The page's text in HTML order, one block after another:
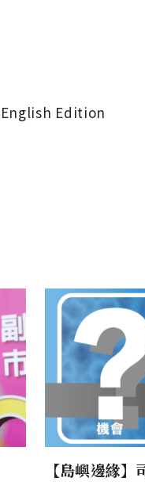
English Edition
【島嶼邊緣